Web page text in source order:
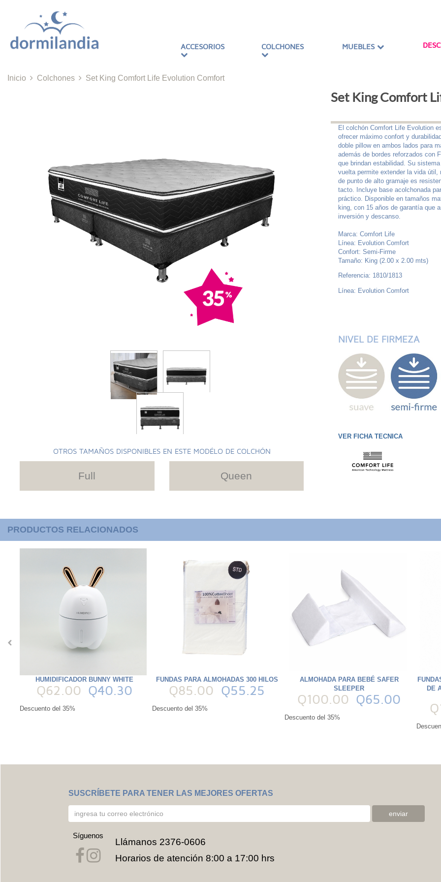
ACCESORIOS COLCHONES MUEBLES
Inicio Colchones Set King Comfort Life Evolution Comfort
OTROS TAMAÑOS DISPONIBLES EN ESTE MODÉLO DE COLCHÓN
Full Queen
Set King Comfort
El colchón Comfort Life Evolution
ofrecer máximo confort y
doble pillow en ambos lados para
además de bordes reforzados con
que brindan estabilidad. Su
vuelta permite extender la vida útil,
de punto de alto gramaje es
tacto. Incluye base acolchonada
práctico. Disponible en tamaños
king, con 15 años de garantía que
inversión y descanso.
Marca: Comfort Life
Línea: Evolution Comfort
Confort: Semi-Firme
Tamaño: King (2.00 x 2.00 mts)
Referencia: 1810/1813
Línea: Evolution Comfort
NIVEL DE FIRMEZA
VER FICHA TECNICA
PRODUCTOS RELACIONADOS
HUMIDIFICADOR BUNNY WHITE
Q62.00 Q40.30
Descuento del 35%
FUNDAS PARA ALMOHADAS 300 HILOS
Q85.00 Q55.25
Descuento del 35%
ALMOHADA PARA BEBÉ SAFER
SLEEPER
Q100.00 Q65.00
Descuento del 35%
DE
‹
SUSCRÍBETE PARA TENER LAS MEJORES OFERTAS
Síguenos
Llámanos 2376-0606
Horarios de atención 8:00 a 17:00 hrs